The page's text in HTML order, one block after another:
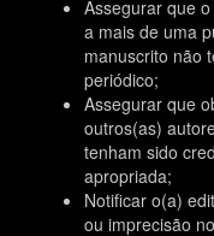
Assegurar que
a mais de uma
manuscrito não
periódico;
Assegurar que
outros(as)
tenham sido
apropriada;
Notificar o(a)
ou imprecisão